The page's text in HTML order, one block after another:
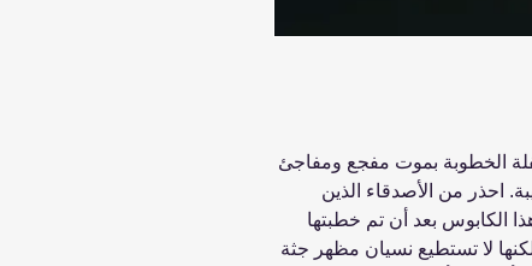
الخطوبة بموت مفجع ومفاجئ
احذر من الأصدقاء الذين
الكابوس بعد أن تم خطبتها
لا تستطيع نسيان مظهر جثة